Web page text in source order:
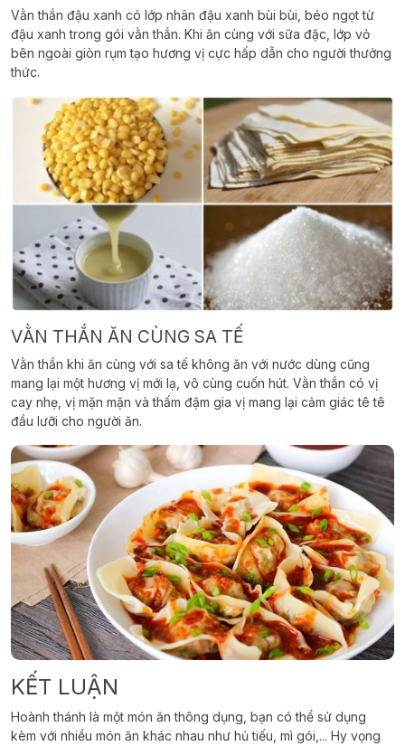
Vằn thắn đậu xanh có lớp nhân đậu xanh bùi bùi, béo ngọt từ
đậu xanh trong gói vằn thắn. Khi ăn cùng với sữa đặc, lớp vỏ
bên ngoài giòn rụm tạo hương vị cực hấp dẫn cho người thưởng
thức.
VẰN THẮN ĂN CÙNG SA TẾ
Vằn thắn khi ăn cùng với sa tế không ăn với nước dùng cũng
mang lại một hương vị mới lạ, vô cùng cuốn hút. Vằn thắn có vị
cay nhẹ, vị mặn mặn và thấm đậm gia vị mang lại cảm giác tê tê
đầu lưỡi cho người ăn.
KẾT LUẬN
Hoành thánh là một món ăn thông dụng, bạn có thể sử dụng
kèm với nhiều món ăn khác nhau như hủ tiếu, mì gói,... Hy vọng